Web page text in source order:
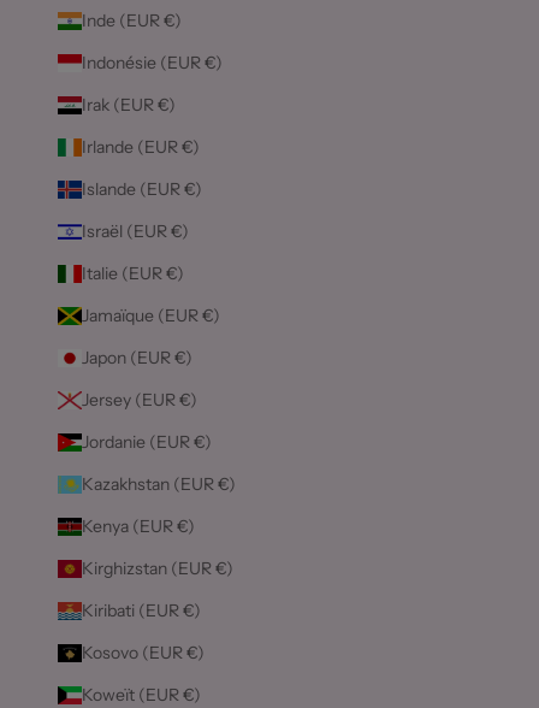
Inde (EUR €)
Indonésie (EUR €)
Irak (EUR €)
Irlande (EUR €)
Islande (EUR €)
Israël (EUR €)
Italie (EUR €)
Jamaïque (EUR €)
Japon (EUR €)
Jersey (EUR €)
Jordanie (EUR €)
Kazakhstan (EUR €)
Kenya (EUR €)
Kirghizstan (EUR €)
Kiribati (EUR €)
Kosovo (EUR €)
Koweït (EUR €)